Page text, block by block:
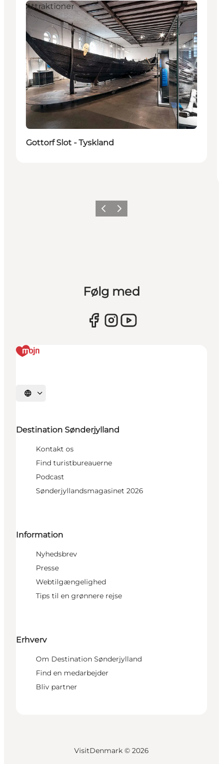
Attraktioner
Gottorf Slot - Tyskland
ForrigeNæste
Følg med
Vælg sprog
Destination Sønderjylland
Kontakt os
Find turistbureauerne
Podcast
Sønderjyllandsmagasinet 2026
Information
Nyhedsbrev
Presse
Webtilgængelighed
Tips til en grønnere rejse
Erhverv
Om Destination Sønderjylland
Find en medarbejder
Bliv partner
VisitDenmark © 2026